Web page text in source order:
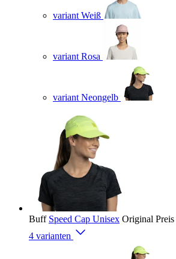
variant Weiß
variant Rosa
variant Neongelb
Buff Speed Cap Unisex Original Preis
4 varianten